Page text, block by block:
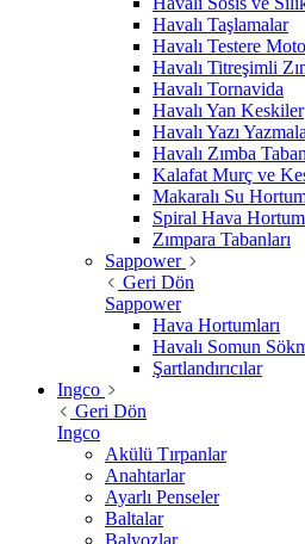
Havalı Taşlamalar
Havalı Testere
Havalı Titreşimli
Havalı Tornavida
Havalı Yan Keskiler
Havalı Yazı
Havalı Zımba
Kalafat Murç ve
Makaralı Su
Spiral Hava
Zımpara Tabanları
Sappower
Geri Dön
Sappower
Hava Hortumları
Havalı Somun
Şartlandırıcılar
Ingco
Geri Dön
Ingco
Akülü Tırpanlar
Anahtarlar
Ayarlı Penseler
Baltalar
Balyozlar